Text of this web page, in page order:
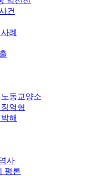
건
례
동교양소
역형
해
사
평론